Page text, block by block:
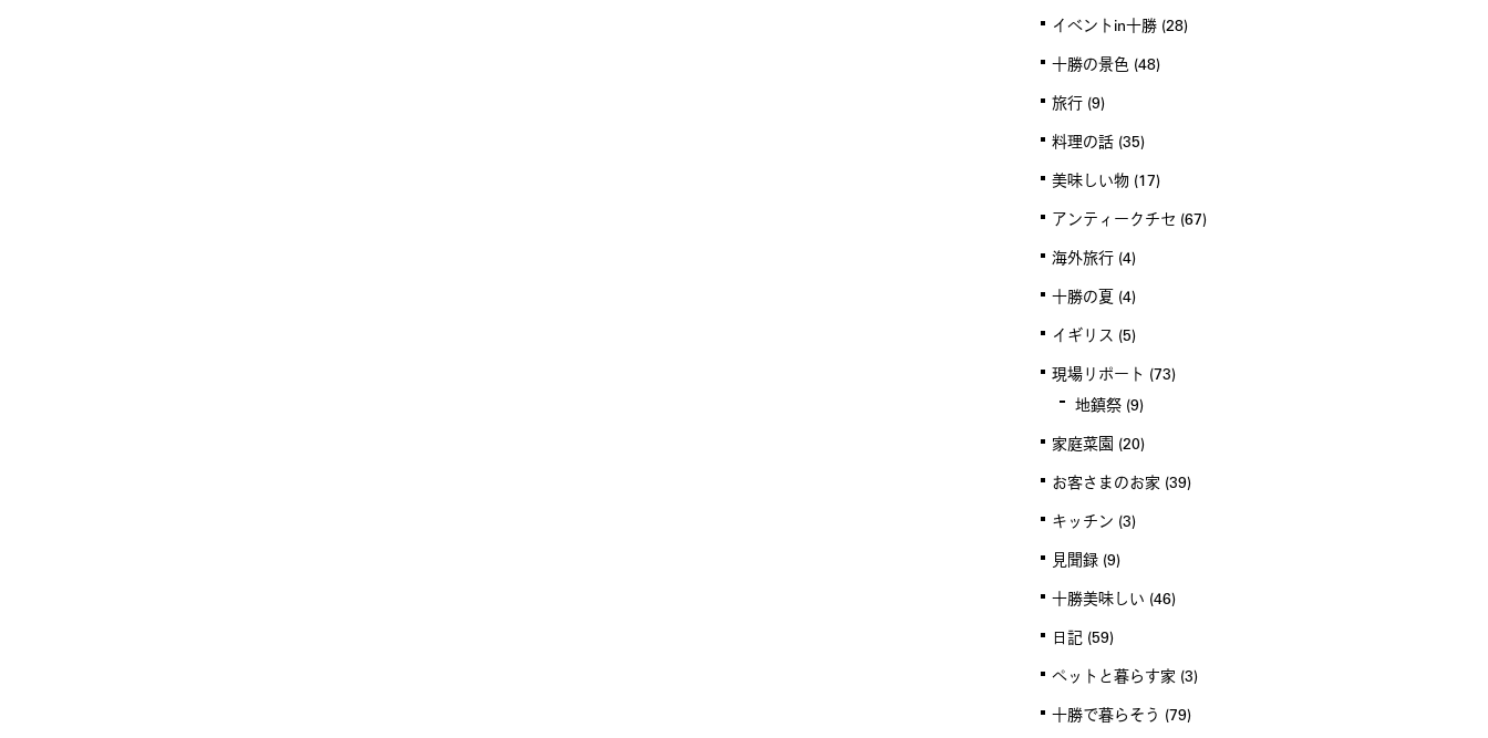
イベントin十勝 (28)
十勝の景色 (48)
旅行 (9)
料理の話 (35)
美味しい物 (17)
アンティークチセ (67)
海外旅行 (4)
十勝の夏 (4)
イギリス (5)
現場リポート (73)
地鎮祭 (9)
家庭菜園 (20)
お客さまのお家 (39)
キッチン (3)
見聞録 (9)
十勝美味しい (46)
日記 (59)
ペットと暮らす家 (3)
十勝で暮らそう (79)